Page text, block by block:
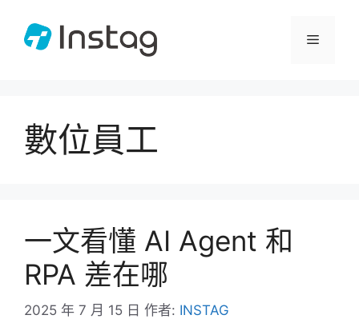
選
數位員工
一文看懂 AI Agent 和
RPA 差在哪
2025 年 7 月 15 日 作者: INSTAG